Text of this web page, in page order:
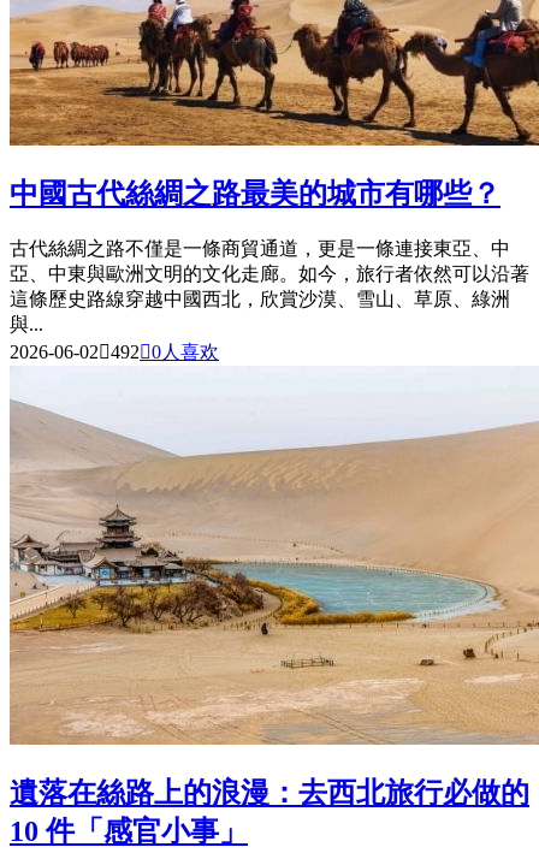
中國古代絲綢之路最美的城市有哪些？
古代絲綢之路不僅是一條商貿通道，更是一條連接東亞、中
亞、中東與歐洲文明的文化走廊。如今，旅行者依然可以沿著
這條歷史路線穿越中國西北，欣賞沙漠、雪山、草原、綠洲
與...
2026-06-024920人喜欢
遺落在絲路上的浪漫：去西北旅行必做的
10 件「感官小事」